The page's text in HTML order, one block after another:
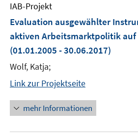
IAB-Projekt
Evaluation ausgewählter
aktiven Arbeitsmarktpolitik auf
(01.01.2005 - 30.06.2017)
Wolf, Katja;
Link zur Projektseite
mehr Informationen